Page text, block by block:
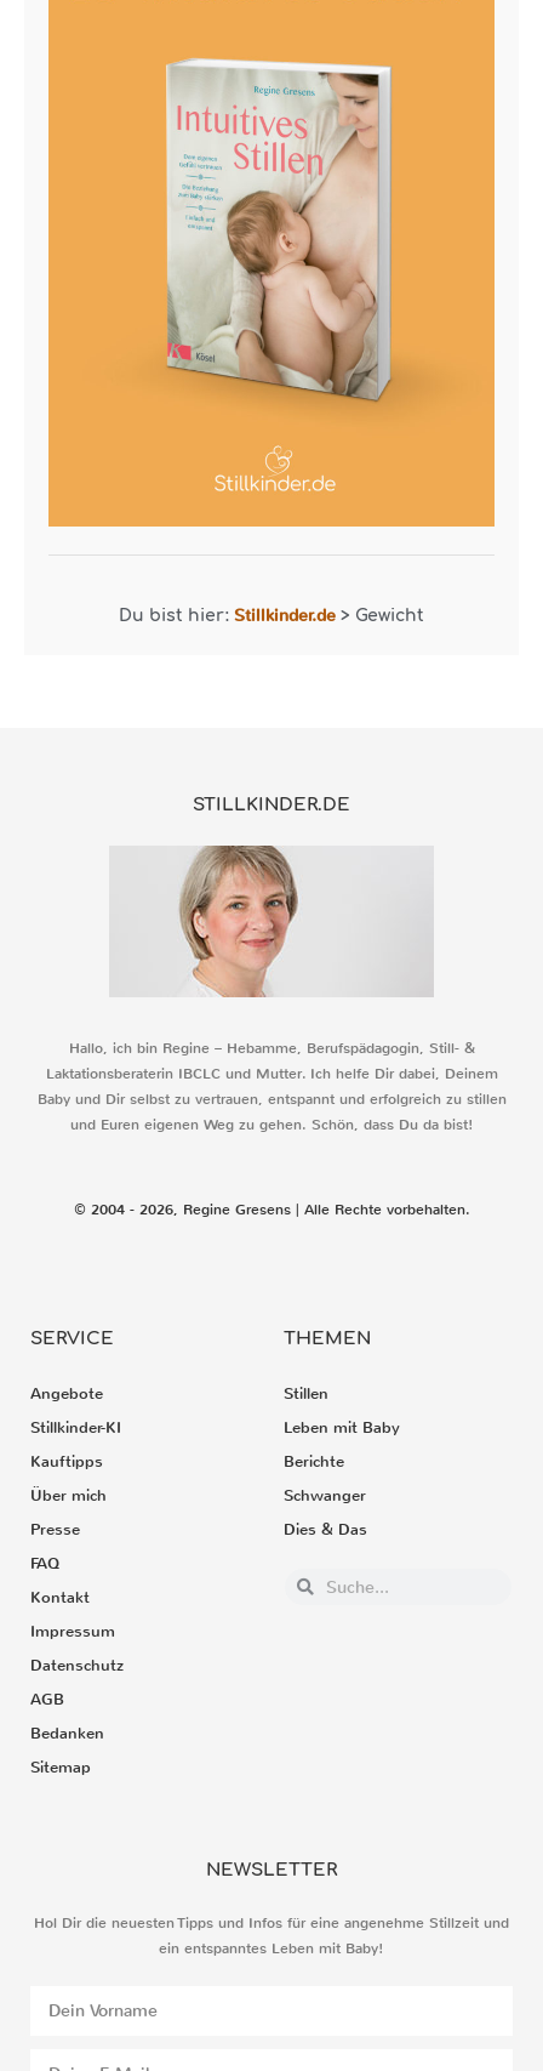
Du bist hier: Stillkinder.de > Gewicht
STILLKINDER.DE
Hallo, ich bin Regine – Hebamme, Berufspädagogin, Still- &
Laktationsberaterin IBCLC und Mutter. Ich helfe Dir dabei, Deinem
Baby und Dir selbst zu vertrauen, entspannt und erfolgreich zu stillen
und Euren eigenen Weg zu gehen. Schön, dass Du da bist!
© 2004 - 2026, Regine Gresens | Alle Rechte vorbehalten.
SERVICE
Angebote
Stillkinder-KI
Kauftipps
Über mich
Presse
FAQ
Kontakt
Impressum
Datenschutz
AGB
Bedanken
Sitemap
THEMEN
Stillen
Leben mit Baby
Berichte
Schwanger
Dies & Das
NEWSLETTER
Hol Dir die neuesten Tipps und Infos für eine angenehme Stillzeit und
ein entspanntes Leben mit Baby!